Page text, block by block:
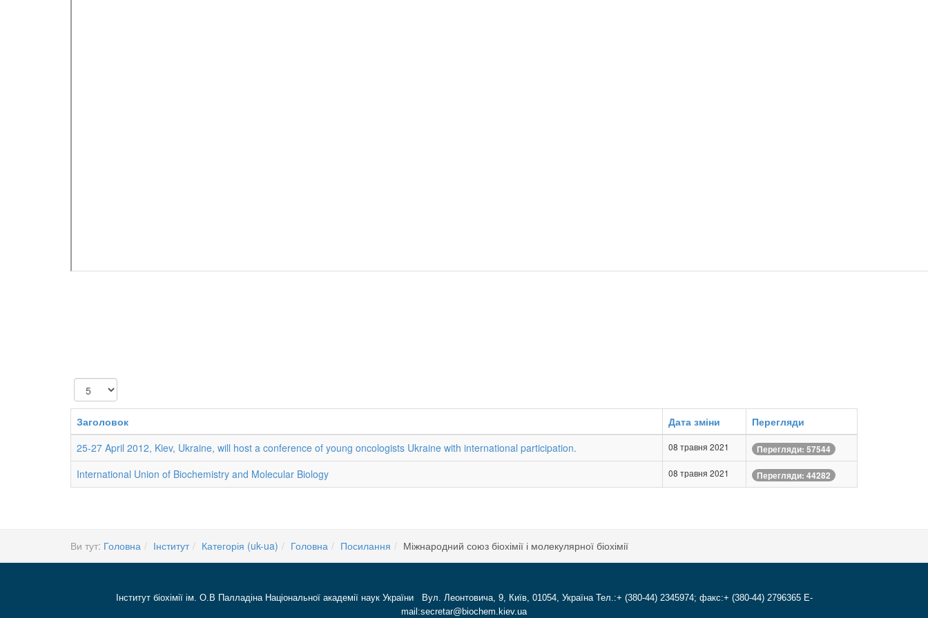
Показувати
Заголовок Дата зміни
Перегляди
25-27 April 2012, Kiev, Ukraine, will host a conference of young oncologists Ukraine with international participation.
08 травня 2021 Перегляди: 57544
International Union of Biochemistry and Molecular Biology 08 травня 2021 Перегляди: 44282
Ви тут: Головна Інститут Категорія (uk-ua) Головна Посилання Міжнародний союз біохімії і молекулярної біохімії
Інститут біохімії ім. О.В Палладіна Національної академії наук України Вул. Леонтовича, 9, Київ, 01054, Україна Тел.:+ (380-44) 2345974; факс:+ (380-44) 2796365 E-
mail:secretar@biochem.kiev.ua